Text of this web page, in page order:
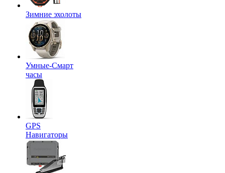
Зимние эхолоты
Умные-Смарт
часы
GPS
Навигаторы